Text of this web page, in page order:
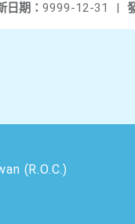
日期： 9999-12-31 |
(R.O.C.)